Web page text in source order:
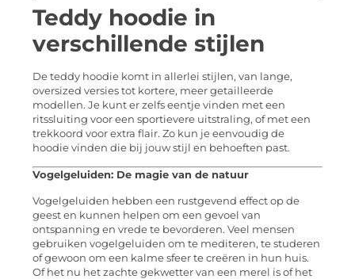
Teddy hoodie in
verschillende stijlen
De teddy hoodie komt in allerlei stijlen, van lange,
oversized versies tot kortere, meer getailleerde
modellen. Je kunt er zelfs eentje vinden met een
ritssluiting voor een sportievere uitstraling, of met een
trekkoord voor extra flair. Zo kun je eenvoudig de
hoodie vinden die bij jouw stijl en behoeften past.
Vogelgeluiden: De magie van de natuur
Vogelgeluiden hebben een rustgevend effect op de
geest en kunnen helpen om een gevoel van
ontspanning en vrede te bevorderen. Veel mensen
gebruiken vogelgeluiden om te mediteren, te studeren
of gewoon om een kalme sfeer te creëren in hun huis.
Of het nu het zachte gekwetter van een merel is of het